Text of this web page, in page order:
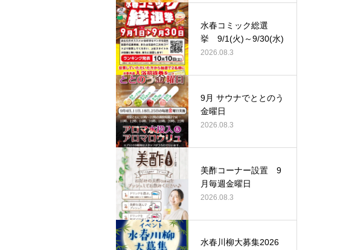
水春コミック総選
挙 9/1(火)～9/30(水)
2026.08.3
9月 サウナでととのう
金曜日
2026.08.3
美酢コーナー設置 9
月毎週金曜日
2026.08.3
水春川柳大募集2026